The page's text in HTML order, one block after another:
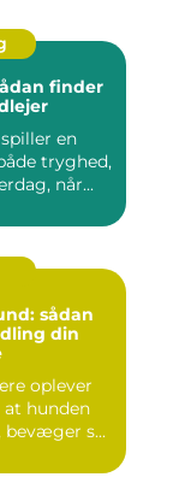
finder
en
tryghed,
når...
sådan
din
oplever
hunden
s...